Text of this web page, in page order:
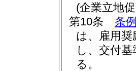
(企業立地
第10条
条
は、雇用
し、交付
る。